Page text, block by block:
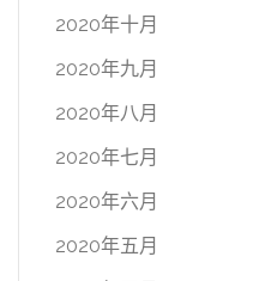
2020年十月
2020年九月
2020年八月
2020年七月
2020年六月
2020年五月